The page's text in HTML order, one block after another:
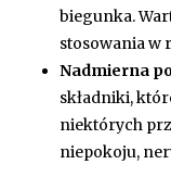
biegunka.
stosowania w
Nadmierna
składniki,
niektórych
niepokoju,